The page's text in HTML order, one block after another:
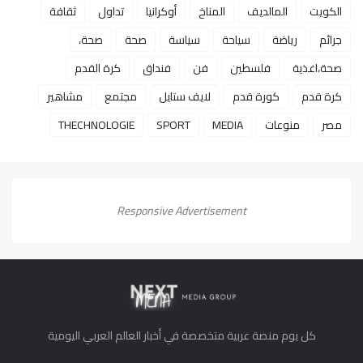
الكويت المالديف المناخ أوكرانيا تداول
ثقافة
جرائم
رياضة سياحة سياسة صحة
صحة،
صحة،اغذية
فلسطين فن فنداق
كرة القدم
كرة قدم
كورة قدم لايف ستايل مجتمع
مشاهير
مصر
منوعات MEDIA
SPORT
THECHNOLOGIE
Responsive Advertisement
كل يوم منصة عربية متخصصة في أخبار العالم العربي اليومية